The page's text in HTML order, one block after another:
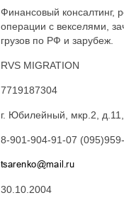
Финансовый консалтинг,
операции с векселями,
грузов по РФ и зарубеж.
RVS MIGRATION
7719187304
г. Юбилейный, мкр.2,
8-901-904-91-07
30.10.2004